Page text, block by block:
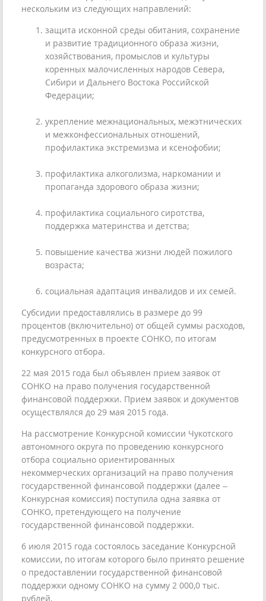
нескольким из следующих направлений:
защита исконной среды обитания, сохранение
и развитие традиционного образа жизни,
хозяйствования, промыслов и культуры
коренных малочисленных народов Севера,
Сибири и Дальнего Востока Российской
Федерации;
укрепление межнациональных, межэтнических
и межконфессиональных отношений,
профилактика экстремизма и ксенофобии;
профилактика алкоголизма, наркомании и
пропаганда здорового образа жизни;
профилактика социального сиротства,
поддержка материнства и детства;
повышение качества жизни людей пожилого
возраста;
социальная адаптация инвалидов и их семей.
Субсидии предоставлялись в размере до 99
процентов (включительно) от общей суммы расходов,
предусмотренных в проекте СОНКО, по итогам
конкурсного отбора.
22 мая 2015 года был объявлен прием заявок от
СОНКО на право получения государственной
финансовой поддержки. Прием заявок и документов
осуществлялся до 29 мая 2015 года.
На рассмотрение Конкурсной комиссии Чукотского
автономного округа по проведению конкурсного
отбора социально ориентированных
некоммерческих организаций на право получения
государственной финансовой поддержки (далее –
Конкурсная комиссия) поступила одна заявка от
СОНКО, претендующего на получение
государственной финансовой поддержки.
6 июля 2015 года состоялось заседание Конкурсной
комиссии, по итогам которого было принято решение
о предоставлении государственной финансовой
поддержки одному СОНКО на сумму 2 000,0 тыс.
рублей.